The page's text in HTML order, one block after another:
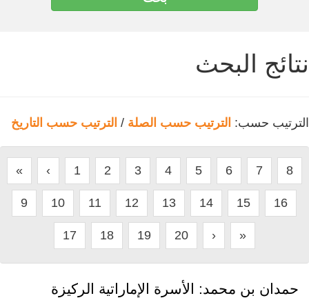
نتائج البحث
الترتيب حسب: الترتيب حسب الصلة / الترتيب حسب التاريخ
« ‹ 1 2 3 4 5 6 7 8
9 10 11 12 13 14 15 16
17 18 19 20 › »
حمدان بن محمد: الأسرة الإماراتية الركيزة